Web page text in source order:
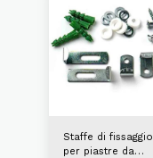
Staffe di fissaggio
per piastre da